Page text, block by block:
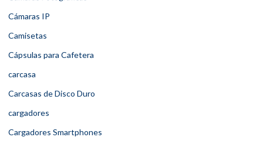
Cámaras IP
Camisetas
Cápsulas para Cafetera
carcasa
Carcasas de Disco Duro
cargadores
Cargadores Smartphones